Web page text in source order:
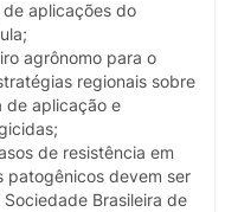
de aplicações do
agrônomo para o
regionais sobre
de aplicação e
de resistência em
patogênicos devem ser
Brasileira de